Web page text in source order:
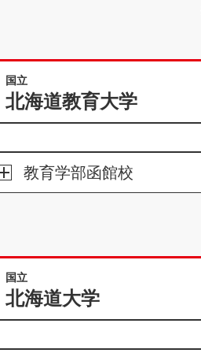
国立
北海道教育大学
教育学部函館校
国立
北海道大学